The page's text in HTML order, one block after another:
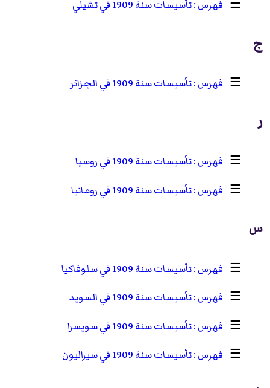
☰ تأسيسات سنة 1909 في تشيلي
ج
☰ تأسيسات سنة 1909 في الجزائر
ر
☰
تأسيسات سنة 1909 في روسيا
☰
تأسيسات سنة 1909 في رومانيا
س
☰
تأسيسات سنة 1909 في سلوفاكيا
☰
تأسيسات سنة 1909 في السويد
☰
تأسيسات سنة 1909 في سويسرا
☰
تأسيسات سنة 1909 في سيراليون